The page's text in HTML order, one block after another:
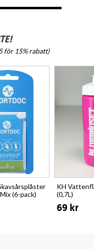
för 15% rabatt)
(6-pack)
KH
(0,7L)
69 kr